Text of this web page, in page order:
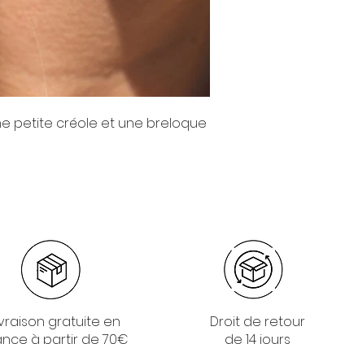
petite créole et une breloque
gratuite en
à partir de 70€
Droit de retour
de 14 jours